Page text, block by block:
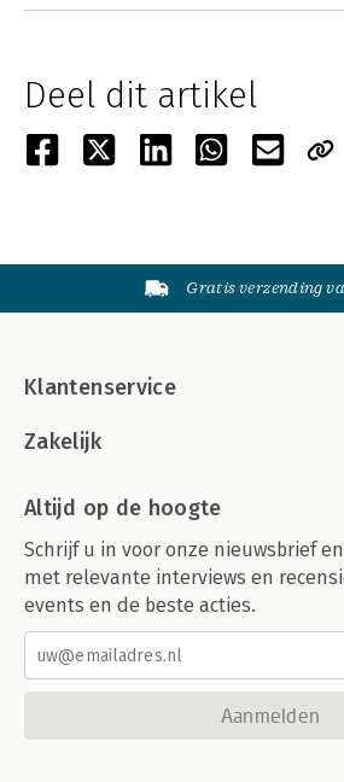
Deel dit artikel
Gratis verzending
Klantenservice
Zakelijk
Altijd op de hoogte
Schrijf u in voor onze nieuwsbrief
met relevante interviews en
events en de beste acties.
Aanmelden